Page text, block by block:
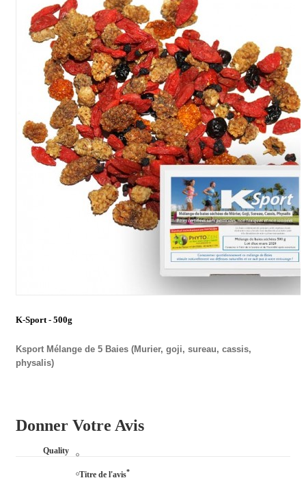
K-Sport - 500g
Ksport Mélange de 5 Baies (Murier, goji, sureau, cassis,
physalis)
Donner Votre Avis
Quality
Titre de l'avis*